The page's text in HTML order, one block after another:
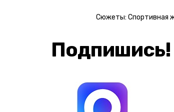
Сюжеты: Спортивная
Подпишись!